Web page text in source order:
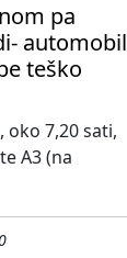
pa
automobil
teško
oko 7,20 sati,
A3 (na